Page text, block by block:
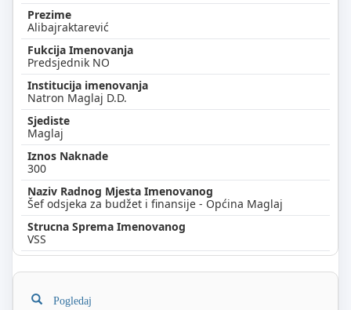
Alibajraktarević
Predsjednik NO
Natron Maglaj D.D.
Maglaj
300
Šef odsjeka za budžet i finansije - Općina Maglaj
VSS
Pogledaj